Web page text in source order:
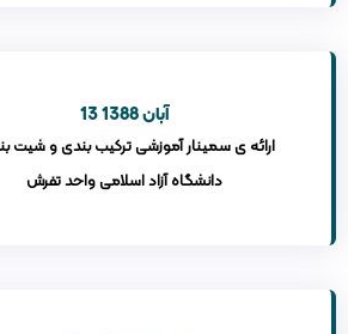
13 آبان 1388
ارائه ی سمینار آموزشی ترکیب بندی و شیت
دانشگاه آزاد اسلامی واحد تفرش